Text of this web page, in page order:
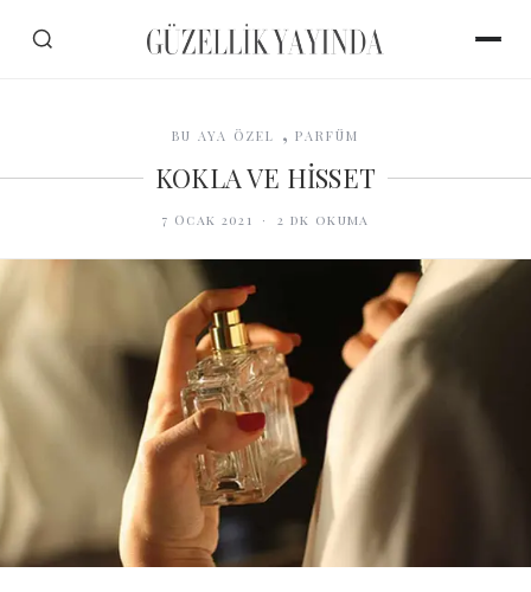
BU AYA ÖZEL , PARFÜM
KOKLA VE HİSSET
7 Ocak 2021 ·2 dk okuma